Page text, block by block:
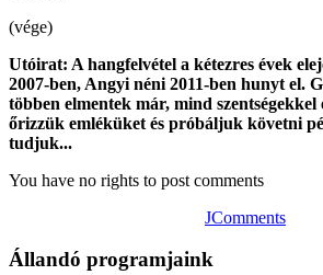
(vége)
Utóirat: A hangfelvétel a kétezres évek
2007-ben, Angyi néni 2011-ben hunyt el.
többen elmentek már, mind
őrizzük emléküket és próbáljuk követni
tudjuk...
You have no rights to post comments
JComments
Állandó programjaink